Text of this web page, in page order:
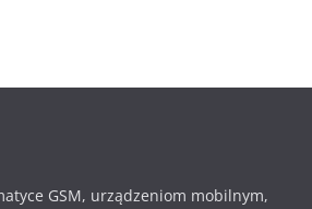
GSM, urządzeniom mobilnym,